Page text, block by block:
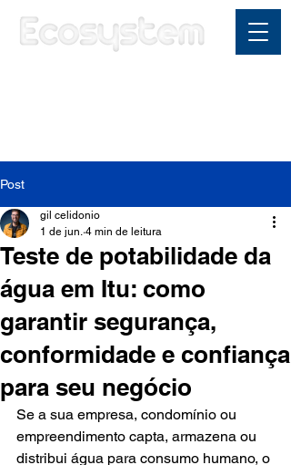
Post
Teste de potabilidade da
água em Itu: como
garantir segurança,
conformidade e confiança
para seu negócio
gil celidonio
1 de jun. 4 min de leitura
Se a sua empresa, condomínio ou
empreendimento capta, armazena ou
distribui água para consumo humano, o